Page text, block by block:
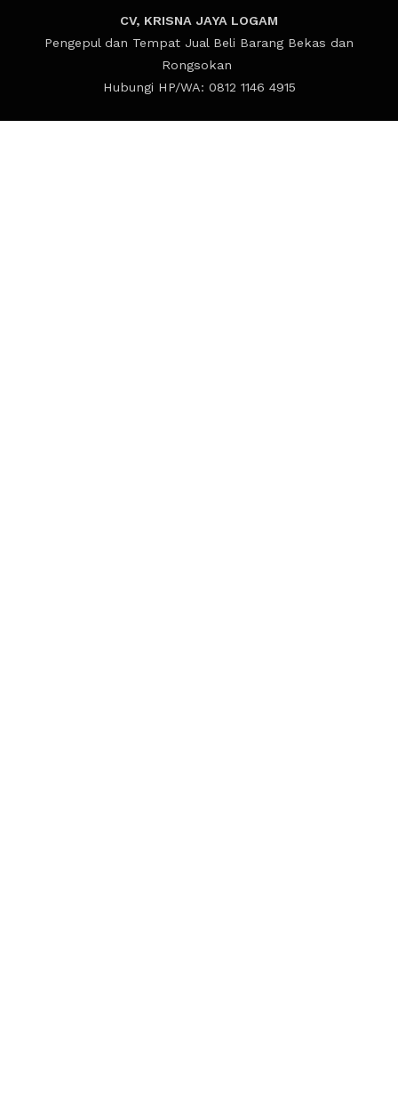
CV, KRISNA JAYA LOGAM
Pengepul dan Tempat Jual Beli Barang Bekas dan
Rongsokan
Hubungi HP/WA: 0812 1146 4915